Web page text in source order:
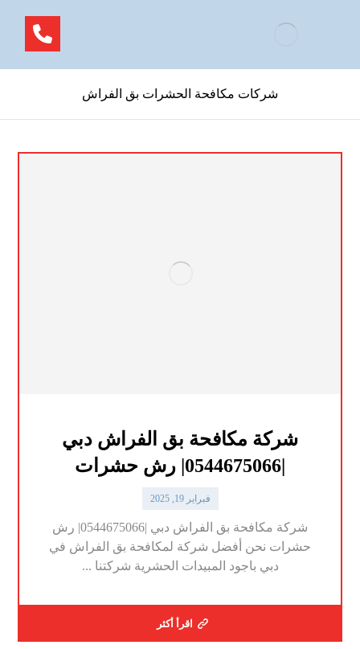
شركات مكافحة الحشرات بق الفراش
شركة مكافحة بق الفراش دبي
فبراير 19, 2025
شركة مكافحة بق الفراش دبي |0544675066| رش
حشرات نحن أفضل شركة لمكافحة بق الفراش في
دبي باجود المبيدات الحشرية شركتنا ...
اقرأ أكثر